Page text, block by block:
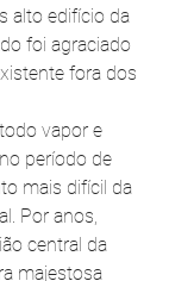
alto edifício da
foi agraciado
fora dos
vapor e
período de
mais difícil da
Por anos,
central da
majestosa